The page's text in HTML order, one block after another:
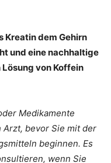
Kreatin dem Gehirn
und eine nachhaltige
von Koffein
Medikamente
bevor Sie mit der
beginnen. Es
wenn Sie